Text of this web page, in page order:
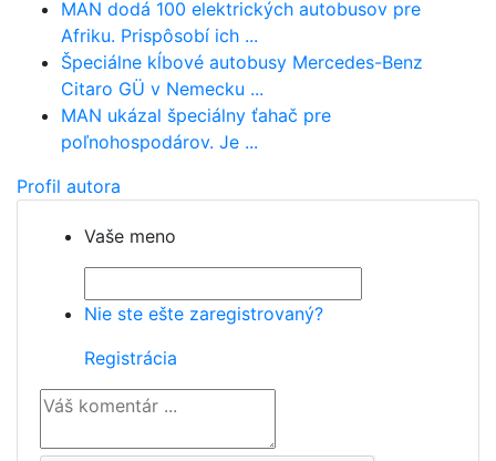
MAN dodá 100 elektrických autobusov pre
Afriku. Prispôsobí ich ...
Špeciálne kĺbové autobusy Mercedes-Benz
Citaro GÜ v Nemecku ...
MAN ukázal špeciálny ťahač pre
poľnohospodárov. Je ...
Profil autora
Vaše meno
Nie ste ešte zaregistrovaný?
Registrácia